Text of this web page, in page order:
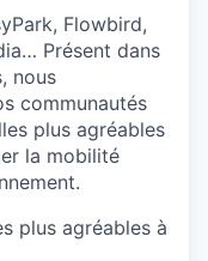
Flowbird,
Présent dans
nous
communautés
plus agréables
la mobilité
plus agréables à